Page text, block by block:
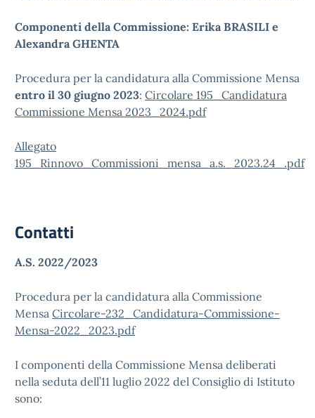
Componenti della Commissione: Erika BRASILI e
Alexandra GHENTA
Procedura per la candidatura alla Commissione Mensa
entro il 30 giugno 2023: Circolare 195_Candidatura
Commissione Mensa 2023_2024.pdf
Allegato
195_Rinnovo_Commissioni_mensa_a.s._2023.24_.pdf
Contatti
A.S. 2022/2023
Procedura per la candidatura alla Commissione
Mensa Circolare-232_Candidatura-Commissione-
Mensa-2022_2023.pdf
I componenti della Commissione Mensa deliberati
nella seduta dell’11 luglio 2022 del Consiglio di Istituto
sono: